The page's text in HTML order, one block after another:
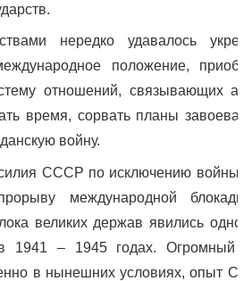
нередко удавалось
положение,
отношений, связывающих
время, сорвать планы
войну.
СССР по исключению войны
международной
великих держав явились
1941 – 1945 годах. Огромный
в нынешних условиях, опыт